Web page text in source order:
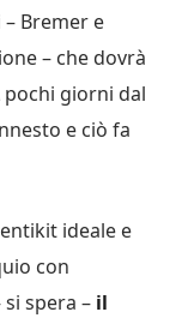
Bremer e
– che dovrà
giorni dal
e ciò fa
ideale e
con
spera – il